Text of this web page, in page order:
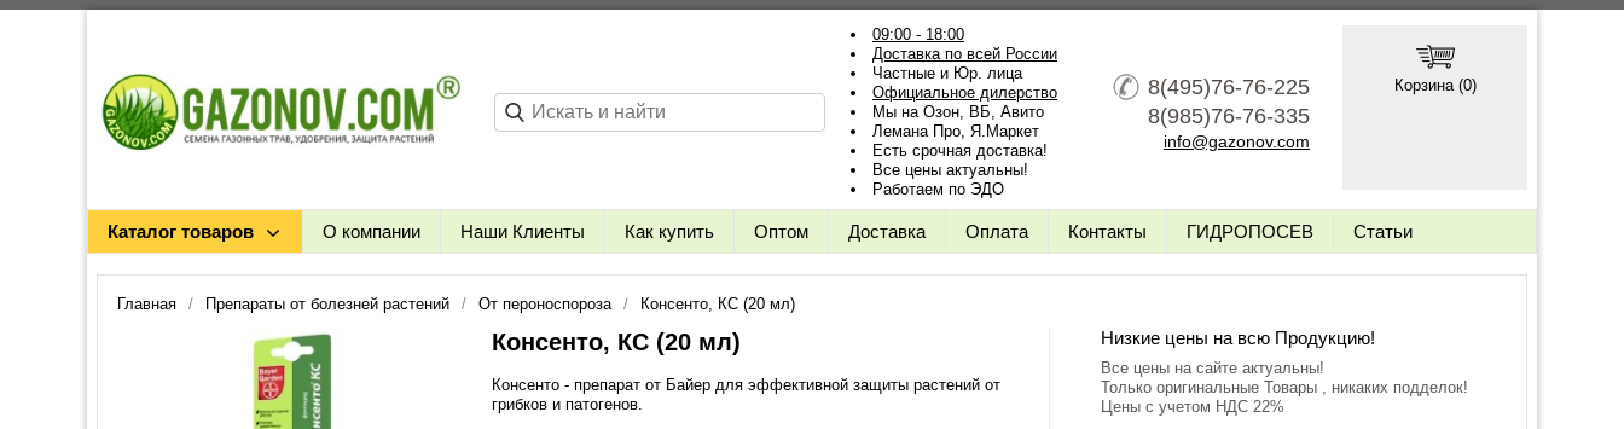
09:00 - 18:00
Доставка по всей России
Частные и Юр. лица
Официальное дилерство
Мы на Озон, ВБ, Авито
Лемана Про, Я.Маркет
Есть срочная доставка!
Все цены актуальны!
Работаем по ЭДО
8(495)76-76-225
8(985)76-76-335
info@gazonov.com
Корзина (0)
Каталог товаров О компании Наши Клиенты Как купить Оптом Доставка Оплата Контакты ГИДРОПОСЕВ Статьи
Главная Препараты от болезней растений От пероноспороза Консенто, КС (20 мл)
Консенто, КС (20 мл)
Консенто - препарат от Байер для эффективной защиты растений от
грибков и патогенов.
Низкие цены на всю Продукцию!
Все цены на сайте актуальны!
Только оригинальные Товары , никаких подделок!
Цены с учетом НДС 22%